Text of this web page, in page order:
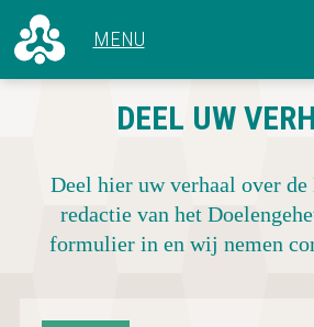
ALLE ARTIKELEN
HET GEBOUW
ACHTER DE SCHERMEN
DEEL UW
Deel hier uw verhaal over de
redactie van het
formulier in en wij nemen